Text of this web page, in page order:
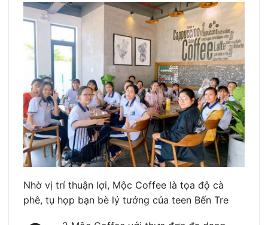
Nhờ vị trí thuận lợi, Mộc Coffee là tọa độ cà
phê, tụ họp bạn bè lý tưởng của teen Bến Tre